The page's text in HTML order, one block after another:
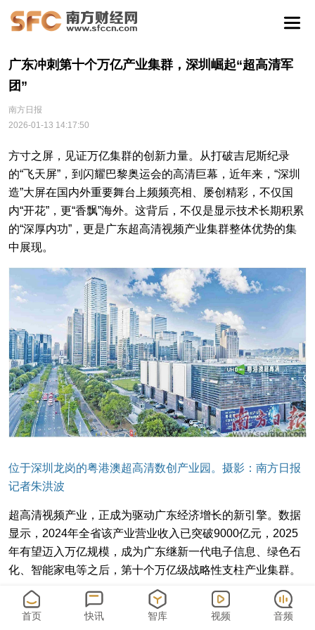
广东冲刺第十个万亿产业集群，深圳崛起“超高清军
团”
南方日报
2026-01-13 14:17:50
方寸之屏，见证万亿集群的创新力量。从打破吉尼斯纪录
的“飞天屏”，到闪耀巴黎奥运会的高清巨幕，近年来，“深圳
造”大屏在国内外重要舞台上频频亮相、屡创精彩，不仅国
内“开花”，更“香飘”海外。这背后，不仅是显示技术长期积累
的“深厚内功”，更是广东超高清视频产业集群整体优势的集
中展现。
位于深圳龙岗的粤港澳超高清数创产业园。摄影：南方日报
记者朱洪波
超高清视频产业，正成为驱动广东经济增长的新引擎。数据
显示，2024年全省该产业营业收入已突破9000亿元，2025
年有望迈入万亿规模，成为广东继新一代电子信息、绿色石
化、智能家电等之后，第十个万亿级战略性支柱产业集群。
在这幅产业图景中，深圳凭借其突出的创新能力与完整的产
业链条，崛起为一支核心的“超高清主力军”。从底层技术研
首页 快讯 智库 视频 音频